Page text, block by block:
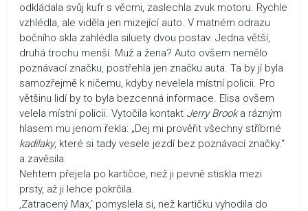
odkládala svůj kufr s věcmi, zaslechla zvuk motoru. Rychle
vzhlédla, ale viděla jen mizející auto. V matném odrazu
bočního skla zahlédla siluety dvou postav. Jedna větší,
druhá trochu menší. Muž a žena? Auto ovšem nemělo
poznávací značku, postřehla jen značku auta. Ta by jí byla
samozřejmě k ničemu, kdyby nevelela místní policii. Pro
většinu lidí by to byla bezcenná informace. Elisa ovšem
velela místní policii. Vytočila kontakt Jerry Brooka rázným
hlasem mu jenom řekla: „Dej mi prověřit všechny stříbrné
kadilaky, které si tady vesele jezdí bez poznávací značky.“
a zavěsila.
Nehtem přejela po kartičce, než ji pevně stiskla mezi
prsty, až ji lehce pokrčila.
‚Zatracený Max,‘ pomyslela si, než kartičku vyhodila do